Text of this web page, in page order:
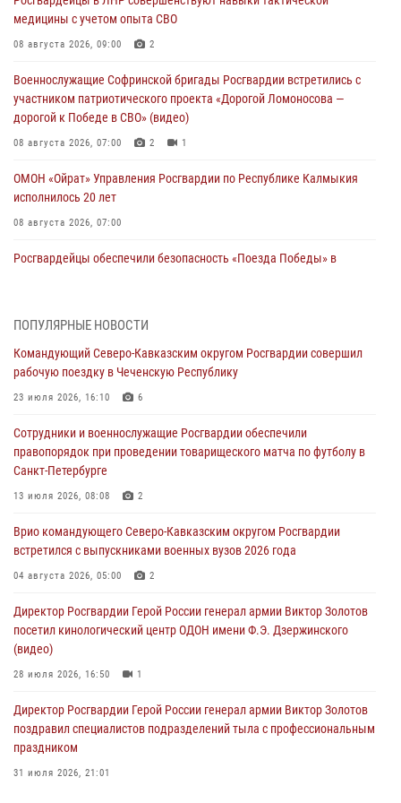
медицины с учетом опыта СВО
08 августа 2026, 09:00 2
Военнослужащие Софринской бригады Росгвардии встретились с
участником патриотического проекта «Дорогой Ломоносова —
дорогой к Победе в СВО» (видео)
08 августа 2026, 07:00 2 1
ОМОН «Ойрат» Управления Росгвардии по Республике Калмыкия
исполнилось 20 лет
08 августа 2026, 07:00
Росгвардейцы обеспечили безопасность «Поезда Победы» в
настольному теннису ко Дню физкультурника
08 августа 2026, 07:00
ограниченными возможностями здоровья (видео)
08 августа 2026, 06:32 1
Спецназ Росгвардии в Марий Эл почтил память товарища на
08 августа 2026, 06:15 9
День физкультурника в Уральском округе Росгвардии отметили
08 августа 2026, 06:03
ПОПУЛЯРНЫЕ НОВОСТИ
Командующий Северо-Кавказским округом Росгвардии совершил
рабочую поездку в Чеченскую Республику
23 июля 2026, 16:10 6
Сотрудники и военнослужащие Росгвардии обеспечили
правопорядок при проведении товарищеского матча по футболу в
Санкт-Петербурге
13 июля 2026, 08:08 2
Врио командующего Северо-Кавказским округом Росгвардии
встретился с выпускниками военных вузов 2026 года
04 августа 2026, 05:00 2
Директор Росгвардии Герой России генерал армии Виктор Золотов
посетил кинологический центр ОДОН имени Ф.Э. Дзержинского
(видео)
28 июля 2026, 16:50 1
Директор Росгвардии Герой России генерал армии Виктор Золотов
поздравил специалистов подразделений тыла с профессиональным
праздником
31 июля 2026, 21:01